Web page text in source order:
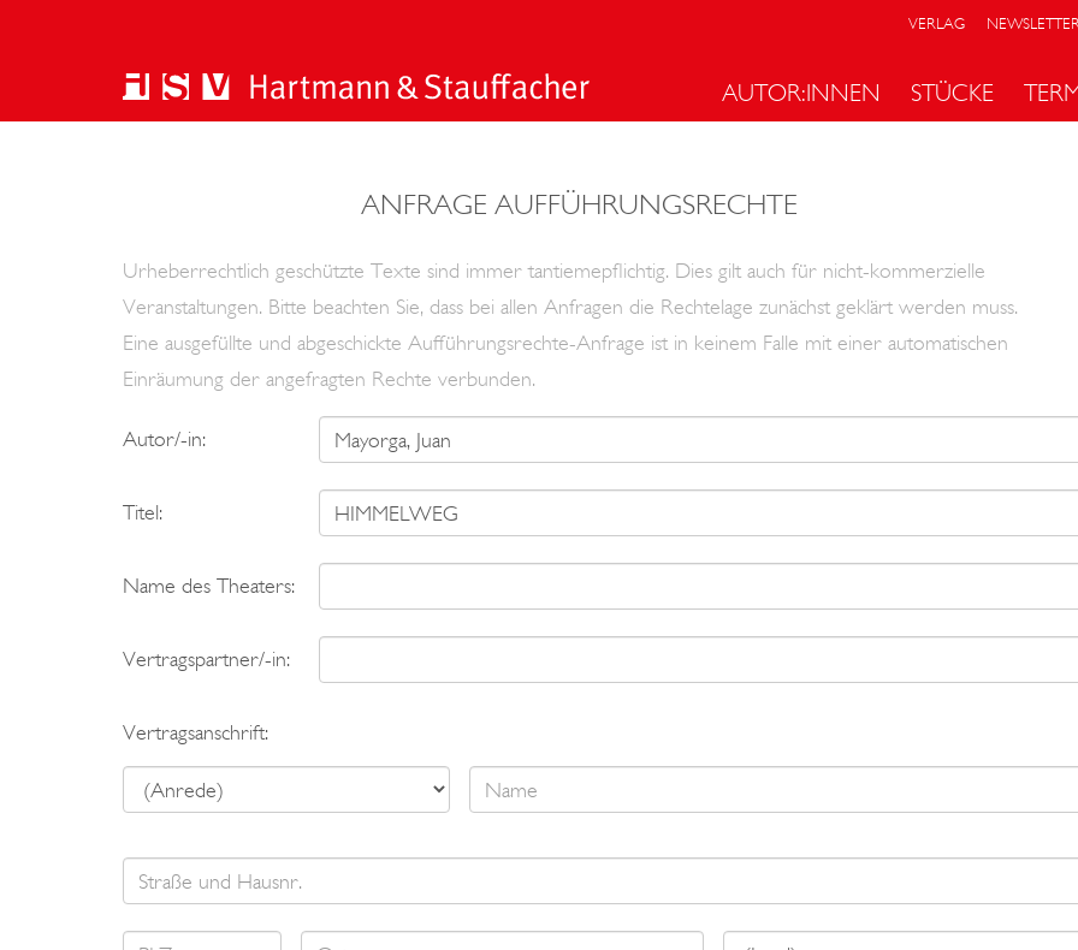
VERLAG
AUTOR:INNEN STÜCKE
ANFRAGE AUFFÜHRUNGSRECHTE
Urheberrechtlich geschützte Texte sind immer tantiemepflichtig. Dies gilt auch für nicht-kommerzielle
Veranstaltungen. Bitte beachten Sie, dass bei allen Anfragen die Rechtelage zunächst geklärt werden muss.
Eine ausgefüllte und abgeschickte Aufführungsrechte-Anfrage ist in keinem Falle mit einer automatischen
Einräumung der angefragten Rechte verbunden.
Autor/-in:
Titel:
Name des Theaters:
Vertragspartner/-in:
Vertragsanschrift: